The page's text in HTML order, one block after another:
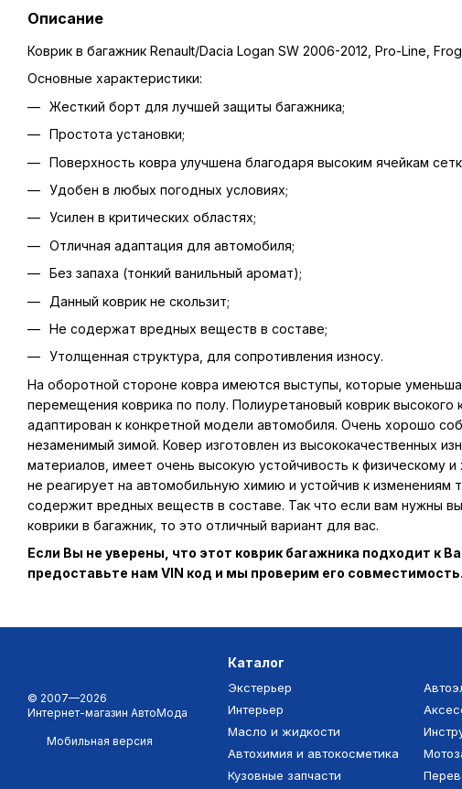
Описание
Коврик в багажник Renault/Dacia Logan SW 2006-2012, Pro-Line,
Основные характеристики:
Жесткий борт для лучшей защиты багажника;
Простота установки;
Поверхность ковра улучшена благодаря высоким ячейкам
Удобен в любых погодных условиях;
Усилен в критических областях;
Отличная адаптация для автомобиля;
Без запаха (тонкий ванильный аромат);
Данный коврик не скользит;
Не содержат вредных веществ в составе;
Утолщенная структура, для сопротивления износу.
На оборотной стороне ковра имеются выступы, которые
перемещения коврика по полу. Полиуретановый коврик высокого
адаптирован к конкретной модели автомобиля. Очень хорошо
незаменимый зимой. Ковер изготовлен из высококачественных
материалов, имеет очень высокую устойчивость к физическому и
не реагирует на автомобильную химию и устойчив к изменениям
содержит вредных веществ в составе. Так что если вам нужны
коврики в багажник, то это отличный вариант для вас.
Если Вы не уверены, что этот коврик багажника подходит к
предоставьте нам VIN код и мы проверим его совместимость.
© 2007—2026
Интернет-магазин АвтоМода
Мобильная версия
Каталог
Экстерьер
Интерьер
Масло и жидкости
Автохимия и автокосметика
Кузовные запчасти